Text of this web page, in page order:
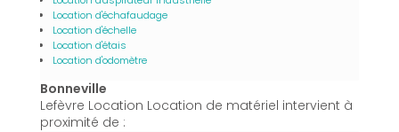
Location d'échafaudage
Location d'échelle
Location d'étais
Location d'odomètre
Bonneville
Lefèvre Location Location de matériel intervient à
proximité de :